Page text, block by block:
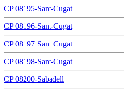
CP 08195-Sant-Cugat
CP 08196-Sant-Cugat
CP 08197-Sant-Cugat
CP 08198-Sant-Cugat
CP 08200-Sabadell